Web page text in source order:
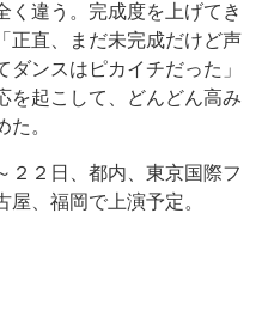
く違う。完成度を上げてき
正直、まだ未完成だけど声
ンスはピカイチだった」
を起こして、どんどん高み
。
２日、都内、東京国際フ
屋、福岡で上演予定。